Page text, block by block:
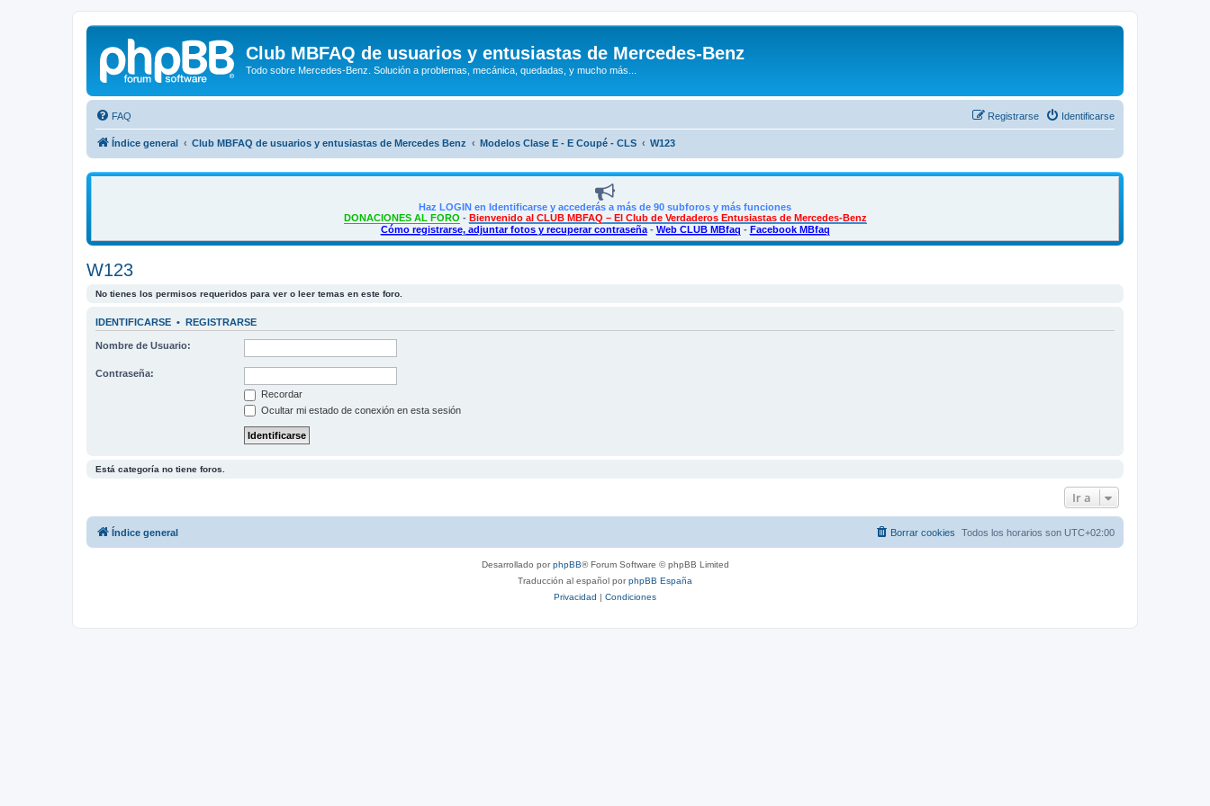
Club MBFAQ de usuarios y entusiastas de Mercedes-Benz
Todo sobre Mercedes-Benz. Solución a problemas, mecánica, quedadas, y mucho más...
FAQ Identificarse
Registrarse
Índice general Club MBFAQ de usuarios y entusiastas de Mercedes Benz Modelos Clase E - E Coupé - CLS W123
Haz LOGIN en Identificarse y accederás a más de 90 subforos y más funciones
DONACIONES AL FORO - Bienvenido al CLUB MBFAQ – El Club de Verdaderos Entusiastas de Mercedes-Benz
Cómo registrarse, adjuntar fotos y recuperar contraseña- Web CLUB MBfaq - Facebook MBfaq
W123
No tienes los permisos requeridos para ver o leer temas en este foro.
IDENTIFICARSE • REGISTRARSE
Nombre de Usuario:
Contraseña:
Recordar
Ocultar mi estado de conexión en esta sesión
Está categoría no tiene foros.
Ir a
Índice general Todos los horarios son UTC+02:00
Borrar cookies
Desarrollado porphpBB® Forum Software © phpBB Limited
Traducción al español porphpBB España
Privacidad | Condiciones